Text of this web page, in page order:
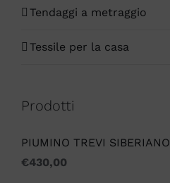
Tendaggi a metraggio
Tessile per la casa
Prodotti
PIUMINO TREVI SIBERIANO
€430,00